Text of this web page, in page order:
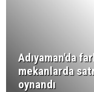
Adıyaman'da
mekanlarda
oynandı